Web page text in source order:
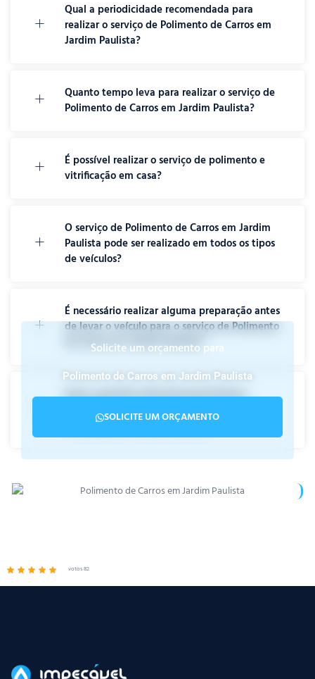
Solicite um orçamento para
Polimento de Carros em Jardim Paulista
SOLICITE UM ORÇAMENTO
Qual a periodicidade recomendada para
realizar o serviço de Polimento de Carros em
Jardim Paulista?
Quanto tempo leva para realizar o serviço de
Polimento de Carros em Jardim Paulista?
É possível realizar o serviço de polimento e
vitrificação em casa?
O serviço de Polimento de Carros em Jardim
Paulista pode ser realizado em todos os tipos
de veículos?
É necessário realizar alguma preparação antes
de levar o veículo para o serviço de Polimento
de Carros em Jardim Paulista?
Qual a garantia oferecida pela Estetica
Impecável para o serviço de polimento e
vitrificação em Jardim Paulista?
votos 82